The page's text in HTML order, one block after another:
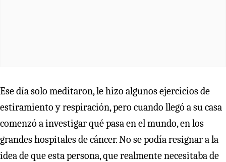
Ese día solo meditaron, le hizo algunos ejercicios de
estiramiento y respiración, pero cuando llegó a su casa
comenzó a investigar qué pasa en el mundo, en los
grandes hospitales de cáncer. No se podía resignar a la
idea de que esta persona, que realmente necesitaba de